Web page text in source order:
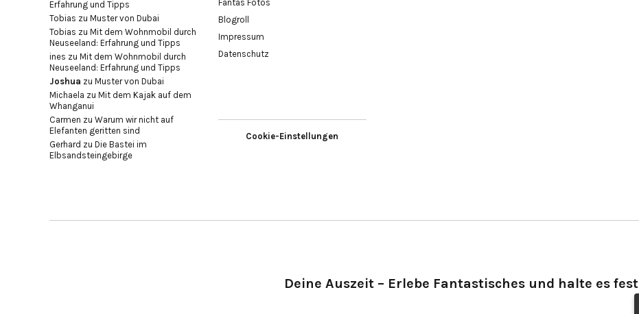
Erfahrung und Tipps
Tobias zu Muster von Dubai
Tobias zu Mit dem Wohnmobil durch
Neuseeland: Erfahrung und Tipps
ines zu Mit dem Wohnmobil durch
Neuseeland: Erfahrung und Tipps
Joshua zu Muster von Dubai
Michaela zu Mit dem Kajak auf dem
Whanganui
Carmen zu Warum wir nicht auf
Elefanten geritten sind
Gerhard zu Die Bastei im
Elbsandsteingebirge
Fantas Fotos
Blogroll
Impressum
Datenschutz
Cookie-Einstellungen
Deine Auszeit – Erlebe Fantastisches und halte es fest